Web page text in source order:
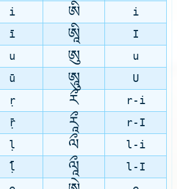
i ཨི i
ī ཨཱི I
u ཨུ u
ū ཨཱུ U
ṛ རྀ r-i
ṝ རཱྀ r-I
ḷ ལྀ l-i
ḹ ལཱྀ l-I